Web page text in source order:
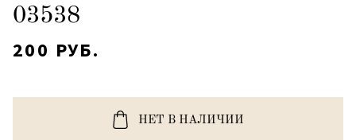
03538
200 РУБ.
НЕТ В НАЛИЧИИ